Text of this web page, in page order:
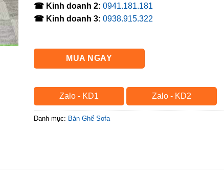
☎ Kinh doanh 2: 0941.181.181
☎ Kinh doanh 3: 0938.915.322
MUA NGAY
Zalo - KD1 Zalo - KD2
Danh mục: Bàn Ghế Sofa